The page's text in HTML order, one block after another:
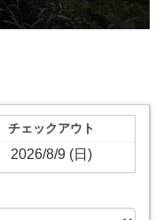
チェックアウト